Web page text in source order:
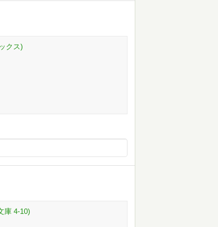
クス)
庫 4-10)